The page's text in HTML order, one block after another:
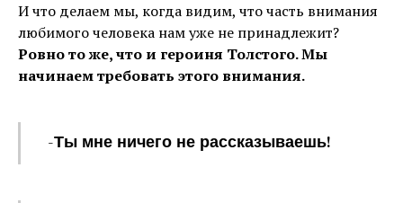
И что делаем мы, когда видим, что часть внимания
любимого человека нам уже не принадлежит?
Ровно то же, что и героиня Толстого. Мы
начинаем требовать этого внимания.
-Ты мне ничего не рассказываешь!